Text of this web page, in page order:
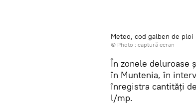
Meteo, cod galben de ploi
© Photo : captură ecran
În zonele deluroase
în Muntenia, în
înregistra cantități
l/mp.